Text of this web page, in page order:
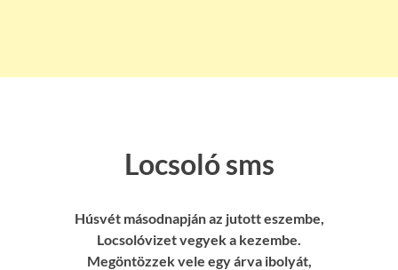
Locsoló sms
Húsvét másodnapján az jutott eszembe,
Locsolóvizet vegyek a kezembe.
Megöntözzek vele egy árva ibolyát,